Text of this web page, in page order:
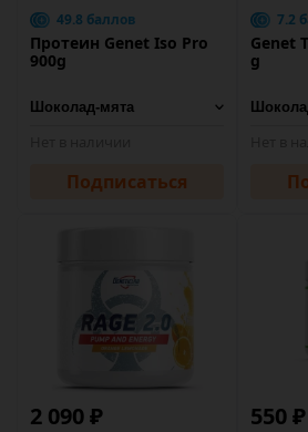
49.8 баллов
Протеин Genet Iso Pro
900g
Подписаться
7.2
Genet
g
2 090 ₽ 550 ₽